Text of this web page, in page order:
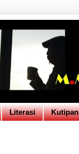
Literasi Kutipan